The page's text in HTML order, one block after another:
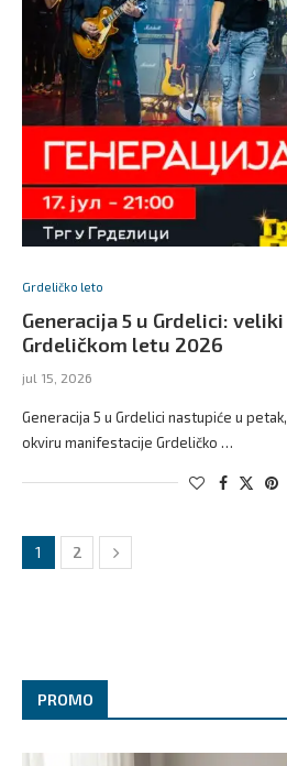
Grdeličko leto
Generacija 5 u Grdelici:
Grdeličkom letu 2026
jul 15, 2026
Generacija 5 u Grdelici nastupiće u
okviru manifestacije Grdeličko …
1 2
PROMO